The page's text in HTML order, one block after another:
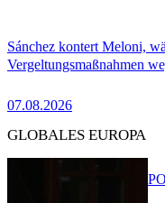
Sánchez kontert Meloni,
Vergeltungsmaßnahmen
07.08.2026
GLOBALES EUROPA